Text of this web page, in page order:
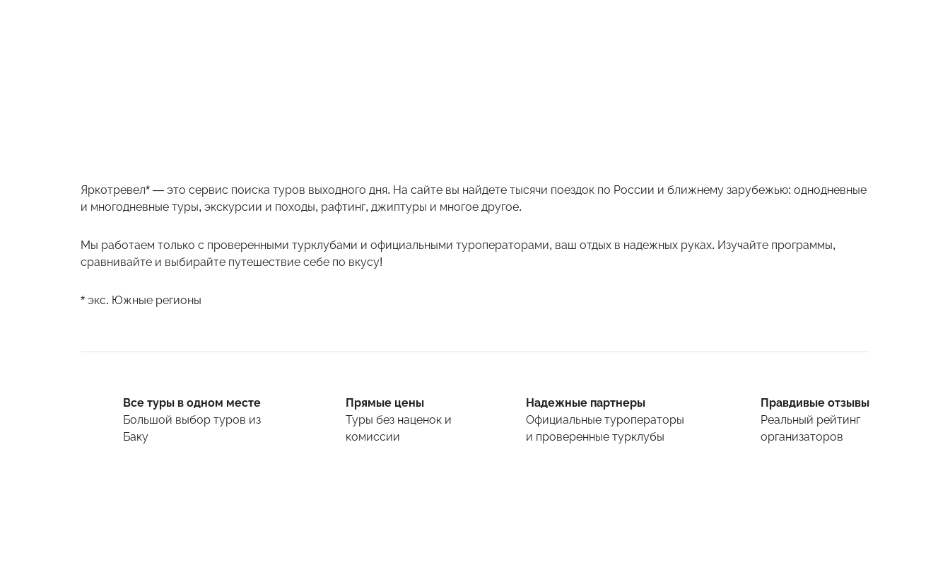
Яркотревел* — это сервис поиска туров выходного дня. На сайте вы найдете тысячи поездок по России и ближнему зарубежью: однодневные
и многодневные туры, экскурсии и походы, рафтинг, джиптуры и многое другое.
Мы работаем только с проверенными турклубами и официальными туроператорами, ваш отдых в надежных руках. Изучайте программы,
сравнивайте и выбирайте путешествие себе по вкусу!
* экс. Южные регионы
Все туры в одном месте
Большой выбор туров из
Баку
Прямые цены
Туры без наценок и
комиссии
Надежные партнеры
Официальные туроператоры
и проверенные турклубы
Правдивые отзывы
Реальный рейтинг
организаторов